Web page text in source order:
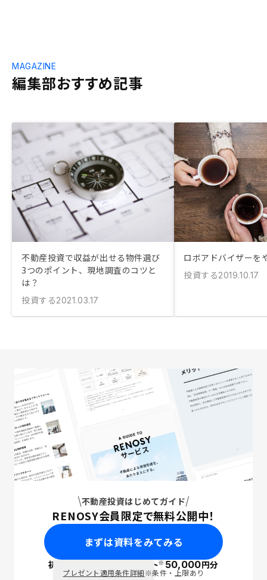
編集部おすすめ記事
MAGAZINE
不動産投資で収益が出せる物件選び
3つのポイント、現地調査のコツと
は？
投資する2021.03.17
ロボアドバイザーを
投資する2019.10.17
不動産投資はじめてガイド
RENOSY会員限定で無料公開中！
まずは資料をみてみる
初回面談で ポイント※50,000円分
プレゼント適用条件詳細※条件・上限あり